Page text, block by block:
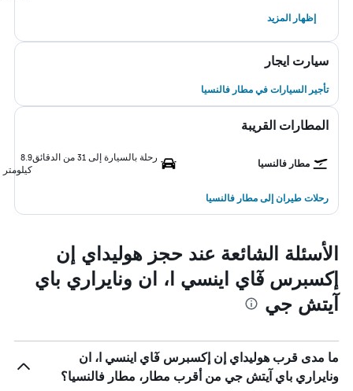
إظهار المزيد
سيارت ايجار
تأجير السيارات في مطار فالنسيا
المطارات القريبة
مطار فالنسيا
رحلة بالسيارة إلى 31 من الدقائق
8.9
كيلومتر
رحلات طيران إلى مطار فالنسيا
الأسئلة الشائعة عند حجز هوليداي إن
إكسبرس فٓاي اينسي ا، ان ونايراري باي
آيتش جي
ما مدى قرب هوليداي إن إكسبرس فٓاي اينسي ا، ان
ونايراري باي آيتش جي من أقرب مطار، مطار فالنسيا؟